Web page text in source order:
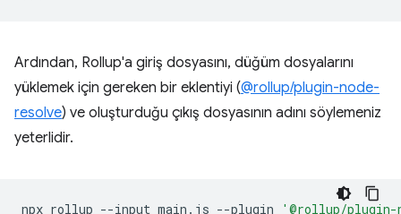
Ardından, Rollup'a giriş dosyasını, düğüm dosyalarını
yüklemek için gereken bir eklentiyi (@rollup/plugin-node-
resolve) ve oluşturduğu çıkış dosyasının adını söylemeniz
yeterlidir.
npx rollup --input main.js --plugin '@rollup/plugin-